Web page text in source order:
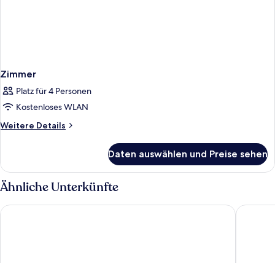
Zimmer
Platz für 4 Personen
Kostenloses WLAN
Weitere Details
Weitere
Daten auswählen und Preise sehen
Ähnliche Unterkünfte
Boulevard Ustronie Morskie Hotel